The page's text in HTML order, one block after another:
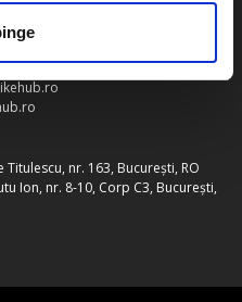
Titulescu, nr. 163, București, RO
Ion, nr. 8-10, Corp C3, București,